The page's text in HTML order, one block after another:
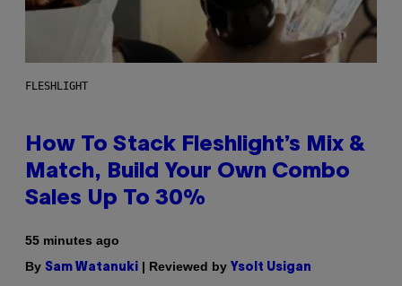
FLESHLIGHT
How To Stack Fleshlight’s Mix &
Match, Build Your Own Combo
Sales Up To 30%
55 minutes ago
By Sam Watanuki | Reviewed by Ysolt Usigan